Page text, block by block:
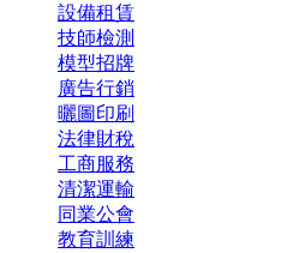
設備租賃
技師檢測
模型招牌
廣告行銷
曬圖印刷
法律財稅
工商服務
清潔運輸
同業公會
教育訓練